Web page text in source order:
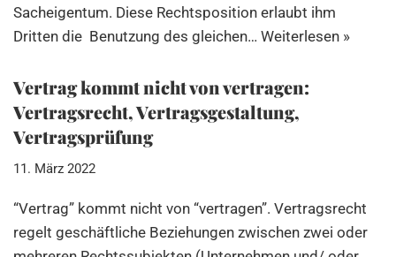
Sacheigentum. Diese Rechtsposition erlaubt ihm
Dritten die Benutzung des gleichen… Weiterlesen »
Vertrag kommt nicht von vertragen:
Vertragsrecht, Vertragsgestaltung,
Vertragsprüfung
11. März 2022
“Vertrag” kommt nicht von “vertragen”. Vertragsrecht
regelt geschäftliche Beziehungen zwischen zwei oder